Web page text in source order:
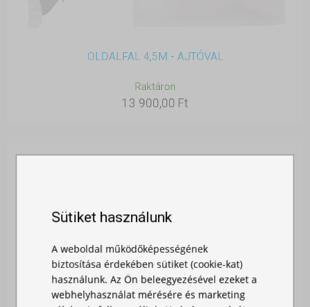
OLDALFAL 4,5M - AJTÓVAL
Raktáron
13 900,00 Ft
Sütiket használunk
A weboldal működőképességének
biztosítása érdekében sütiket (cookie-kat)
használunk. Az Ön beleegyezésével ezeket a
webhelyhasználat mérésére és marketing